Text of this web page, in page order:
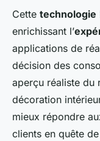
Cette technologie
enrichissant l’
applications de
décision des
aperçu réaliste du
décoration
mieux répondre
clients en quête